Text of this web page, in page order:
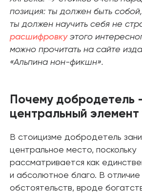
позиция: ты должен быть
ты должен научить себя не
расшифровкуэтого
можно прочитать на сайте
«Альпина нон-фикшн».
Почему добродетель
центральный элемент
В стоицизме добродетель
центральное место, поскольку
рассматривается как
и абсолютное благо. В
обстоятельств, вроде